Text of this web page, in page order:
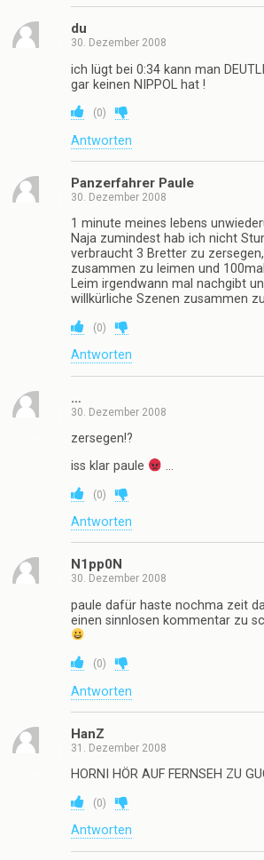
du
30. Dezember 2008
ich lügt bei 0:34 kann man
gar keinen NIPPOL hat !
(0)
Antworten
Panzerfahrer Paule
30. Dezember 2008
1 minute meines lebens
Naja zumindest hab ich nicht
verbraucht 3 Bretter zu
zusammen zu leimen und
Leim irgendwann mal nachgibt
willkürliche Szenen zusammen
(0)
Antworten
…
30. Dezember 2008
zersegen!?
iss klar paule
…
(0)
Antworten
N1pp0N
30. Dezember 2008
paule dafür haste nochma zeit
einen sinnlosen kommentar zu
(0)
Antworten
HanZ
31. Dezember 2008
HORNI HÖR AUF FERNSEH ZU
(0)
Antworten